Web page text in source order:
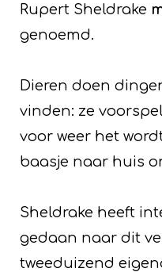
Rupert Sheldrake
genoemd.
Dieren doen
vinden: ze
voor weer het
baasje naar huis
Sheldrake heeft
gedaan naar dit
tweeduizend